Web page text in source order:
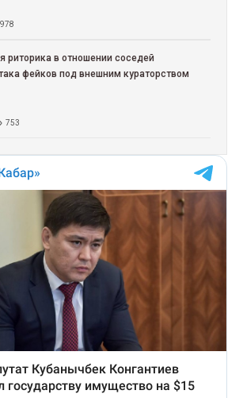
978
риторика в отношении соседей
фейков под внешним кураторством
753